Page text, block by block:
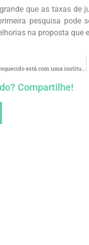
que as taxas
pesquisa pode
na proposta que
Saiba o que fazer se seu dinheiro esquecido está com uma instituição não cadastrada
Compartilhe!